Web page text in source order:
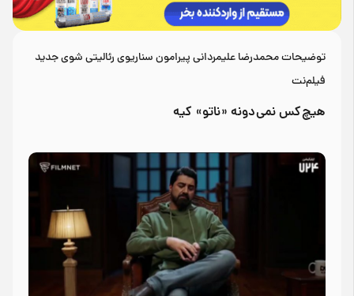
توضیحات محمدرضا علیمردانی پیرامون سناریوی رئالیتی شوی جدید
فیلم‌نت
هیچ‌کس نمی‌دونه «ناتو» کیه